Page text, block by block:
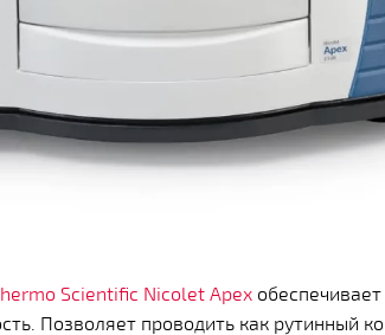
Scientific Nicolet Apex
Позволяет проводить как рутинный